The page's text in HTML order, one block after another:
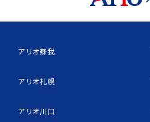
アリオ蘇我
アリオ札幌
アリオ川口